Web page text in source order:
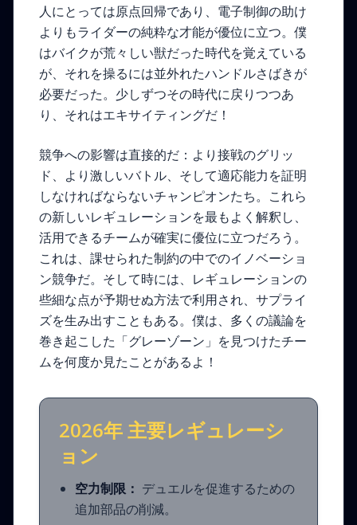
人にとっては原点回帰であり、電子制御の助け
よりもライダーの純粋な才能が優位に立つ。僕
はバイクが荒々しい獣だった時代を覚えている
が、それを操るには並外れたハンドルさばきが
必要だった。少しずつその時代に戻りつつあ
り、それはエキサイティングだ！
競争への影響は直接的だ：より接戦のグリッ
ド、より激しいバトル、そして適応能力を証明
しなければならないチャンピオンたち。これら
の新しいレギュレーションを最もよく解釈し、
活用できるチームが確実に優位に立つだろう。
これは、課せられた制約の中でのイノベーショ
ン競争だ。そして時には、レギュレーションの
些細な点が予期せぬ方法で利用され、サプライ
ズを生み出すこともある。僕は、多くの議論を
巻き起こした「グレーゾーン」を見つけたチー
ムを何度か見たことがあるよ！
2026年 主要レギュレーシ
ョン
空力制限： デュエルを促進するための
追加部品の削減。